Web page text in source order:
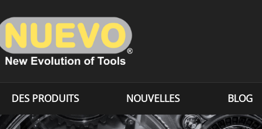
DES PRODUITS NOUVELLES BLOG